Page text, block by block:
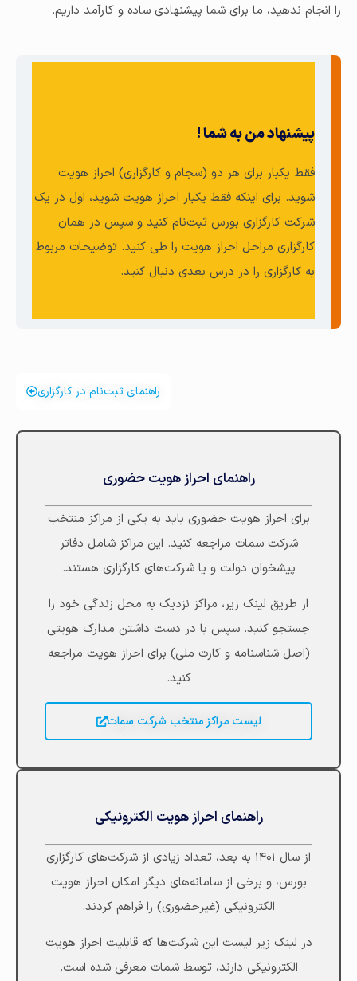
را انجام ندهید، ما برای شما پیشنهادی ساده و کارآمد داریم.
پیشنهاد من به شما !
فقط یکبار برای هر دو (سجام و کارگزاری) احراز هویت
شوید. برای اینکه فقط یکبار احراز هویت شوید، اول در یک
شرکت کارگزاری بورس ثبت‌نام کنید و سپس در همان
کارگزاری مراحل احراز هویت را طی کنید. توضیحات مربوط
به کارگزاری را در درس بعدی دنبال کنید.
راهنمای ثبت‌نام در کارگزاری
راهنمای احراز هویت حضوری
برای احراز هویت حضوری باید به یکی از مراکز منتخب
شرکت سمات مراجعه کنید. این مراکز شامل دفاتر
پیشخوان دولت و یا شرکت‌های کارگزاری هستند.
از طریق لینک زیر، مراکز نزدیک به محل زندگی خود را
جستجو کنید. سپس با در دست داشتن مدارک هویتی
(اصل شناسنامه و کارت ملی) برای احراز هویت مراجعه
کنید.
لیست مراکز منتخب شرکت سمات
راهنمای احراز هویت الکترونیکی
از سال ۱۴۰۱ به بعد، تعداد زیادی از شرکت‌های کارگزاری
بورس، و برخی از سامانه‌های دیگر امکان احراز هویت
الکترونیکی (غیرحضوری) را فراهم کردند.
در لینک زیر لیست این شرکت‌ها که قابلیت احراز هویت
الکترونیکی دارند، توسط شمات معرفی شده است.